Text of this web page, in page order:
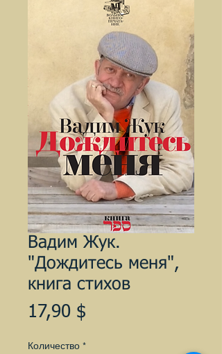
Вадим Жук.
"Дождитесь меня",
книга стихов
17,90 $
Количество *